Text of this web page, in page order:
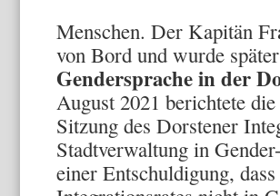
Menschen. Der Kapitän
von Bord und wurde
Gendersprache in der
August 2021 berichtete
Sitzung des Dorstener
Stadtverwaltung in
einer Entschuldigung,